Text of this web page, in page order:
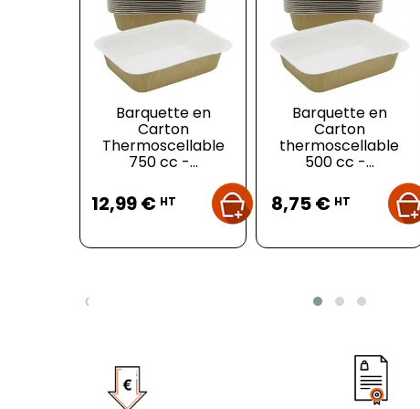
Barquette en
Carton
Thermoscellable
750 cc -...
12,99 € HT
Barquette en
Carton
thermoscellable
500 cc -...
8,75 € HT
‹